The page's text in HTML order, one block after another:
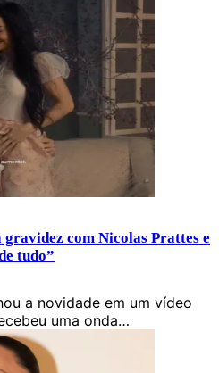
com Nicolas Prattes e
tudo”
a novidade em um vídeo
uma onda…